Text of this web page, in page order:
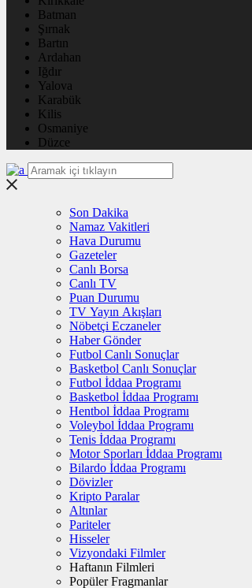
Batman
Şırnak
Bartın
Ardahan
Iğdır
Yalova
Karabük
Kilis
Osmaniye
Düzce
Son Dakika
Namaz Vakitleri
Hava Durumu
Gazeteler
Canlı Borsa
Canlı TV
Puan Durumu
TV Yayın Akışları
Nöbetçi Eczaneler
Haber Gönder
Futbol Canlı Sonuçlar
Basketbol Canlı Sonuçlar
Futbol İddaa Programı
Basketbol İddaa Programı
Hentbol İddaa Programı
Voleybol İddaa Programı
Tenis İddaa Programı
Motor Sporları İddaa Programı
Bilardo İddaa Programı
Dövizler
Kripto Paralar
Altınlar
Pariteler
Hisseler
Vizyondaki Filmler
Haftanın Filmleri
Popüler Fragmanlar